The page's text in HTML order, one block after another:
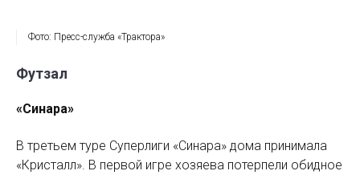
Фото: Пресс-служба «Трактора»
Футзал
«Синара»
В третьем туре Суперлиги «Синара» дома принимала
«Кристалл». В первой игре хозяева потерпели обидное